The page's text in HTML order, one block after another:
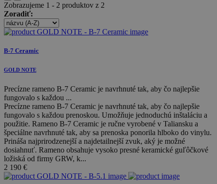
Zobrazujeme 1 - 2 produktov z 2
Zoradiť:
B-7 Ceramic
GOLD NOTE
Precízne rameno B-7 Ceramic je navrhnuté tak, aby čo najlepšie
fungovalo s každou ...
Precízne rameno B-7 Ceramic je navrhnuté tak, aby čo najlepšie
fungovalo s každou prenoskou. Umožňuje jednoduchú inštaláciu a
použitie. Rameno B-7 Ceramic je ručne vyrobené v Taliansku a
špeciálne navrhnuté tak, aby sa prenoska ponorila hlboko do vinylu.
Prináša najprirodzenejší a najdetailnejší zvuk, aký je možné
dosiahnuť. Rameno obsahuje vysoko presné keramické guľôčkové
ložiská od firmy GRW, k...
2 190 €